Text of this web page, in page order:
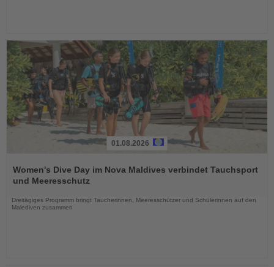
Sie
die
01.08.2026
Women's Dive Day im Nova Maldives verbindet Tauchsport
und Meeresschutz
Dreitägiges Programm bringt Taucherinnen, Meeresschützer und Schülerinnen auf den
Malediven zusammen